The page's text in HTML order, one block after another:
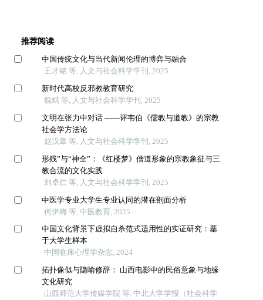
推荐阅读
中国传统文化与当代新闻伦理的博弈与融合
王才铭 等, 人文与社会科学学刊, 2025
新时代高校反邪教教育研究
魏斌 等, 人文与社会科学学刊, 2025
文明在张力中对话 ——评韦伯《儒教与道教》的宗教
社会学方法论
赵汉章 等, 人文与社会科学学刊, 2025
形残”与“神全”：《红楼梦》僧道形象的宗教象征与三
教合流的文化实践
刘卓仁 等, 人文与社会科学学刊, 2025
中医学专业大学生专业认同的潜在剖面分析
何伊梅 等, 中医教育, 2025
中国文化背景下虚拟自杀范式适用性的实证研究：基
于大学生样本
中国临床心理学杂志, 2024
拓扑像似与隐喻修辞： 山西电影中的民俗意象与地缘
文化研究
山西师范大学传媒学院 等, 中北大学学报（社会科学